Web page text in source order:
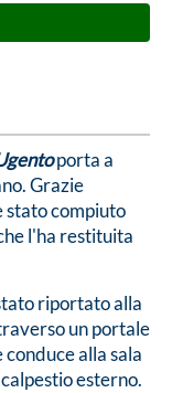
porta a
Grazie
stato compiuto
l'ha restituita
riportato alla
un portale
alla sala
esterno.